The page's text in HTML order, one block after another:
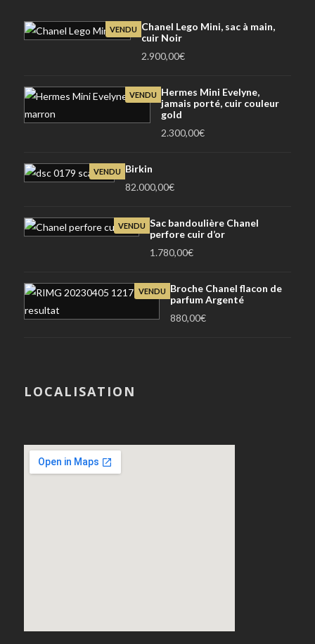
VENDU
Chanel Lego Mini, sac à main,
cuir Noir
2.900,00€
VENDU
Hermes Mini Evelyne,
jamais porté, cuir couleur
gold
2.300,00€
VENDU
Birkin
82.000,00€
VENDU Sac bandoulière Chanel
perfore cuir d’or
1.780,00€
VENDU
Broche Chanel flacon de
parfum Argenté
880,00€
LOCALISATION